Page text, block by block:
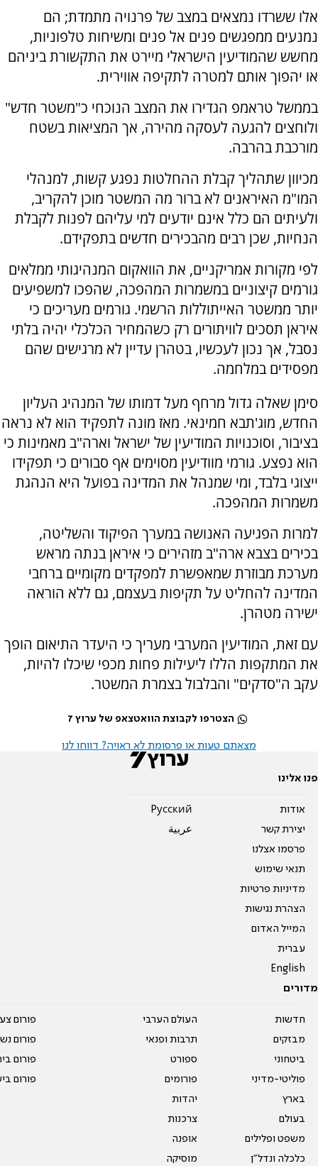
אלו ששרדו נמצאים במצב של פרנויה מתמדת; הם
נמנעים ממפגשים פנים אל פנים ומשיחות טלפוניות,
מחשש שהמודיעין הישראלי מיירט את התקשורת ביניהם
או יהפוך אותם למטרה לתקיפה אווירית.
בממשל טראמפ הגדירו את המצב הנוכחי כ"משטר חדש"
ולוחצים להגעה לעסקה מהירה, אך המציאות בשטח
מורכבת בהרבה.
מכיוון שתהליך קבלת ההחלטות נפגע קשות, למנהלי
המו"מ האיראנים לא ברור מה המשטר מוכן להקריב,
ולעיתים הם כלל אינם יודעים למי עליהם לפנות לקבלת
הנחיות, שכן רבים מהבכירים חדשים בתפקידם.
לפי מקורות אמריקניים, את הוואקום המנהיגותי ממלאים
גורמים קיצוניים במשמרות המהפכה, שהפכו למשפיעים
יותר ממשטר האייתוללות הרשמי. גורמים מעריכים כי
איראן תסכים לוויתורים רק כשהמחיר הכלכלי יהיה בלתי
נסבל, אך נכון לעכשיו, בטהרן עדיין לא מרגישים שהם
מפסידים במלחמה.
סימן שאלה גדול מרחף מעל דמותו של המנהיג העליון
החדש, מוג'תבא חמינאי. מאז מונה לתפקיד הוא לא נראה
בציבור, וסוכנויות המודיעין של ישראל וארה"ב מאמינות כי
הוא נפצע. גורמי מוודיעין מסוימים אף סבורים כי תפקידו
ייצוגי בלבד, ומי שמנהל את המדינה בפועל היא הנהגת
משמרות המהפכה.
למרות הפגיעה האנושה במערך הפיקוד והשליטה,
בכירים בצבא ארה"ב מזהירים כי איראן בנתה מראש
מערכת מבוזרת שמאפשרת למפקדים מקומיים ברחבי
המדינה להחליט על תקיפות בעצמם, גם ללא הוראה
ישירה מטהרן.
עם זאת, המודיעין המערבי מעריך כי היעדר התיאום הופך
את המתקפות הללו ליעילות פחות מכפי שיכלו להיות,
עקב ה"סדקים" והבלבול בצמרת המשטר.
הצטרפו לקבוצת הוואטצאפ של ערוץ 7
מצאתם טעות או פרסומת לא ראויה? דווחו לנו
פנו אלינו
אודות
יצירת קשר
פרסמו אצלנו
תנאי שימוש
מדיניות פרטיות
הצהרת נגישות
המייל האדום
עברית
English
Pусский
عربية
מדורים
חדשות
מבזקים
ביטחוני
פוליטי-מדיני
בארץ
בעולם
משפט ופלילים
כלכלה ונדל"ן
העולם הערבי
תרבות ופנאי
ספורט
פורומים
יהדות
צרכנות
אופנה
מוסיקה
פורום
פורום
פורום
פורום